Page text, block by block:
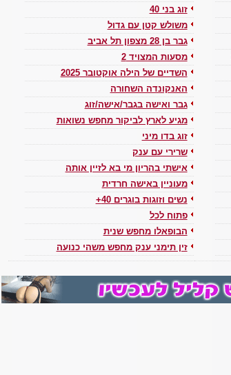
זוג בני 40
משולש קטן עם גדול
גבר בן 28 מצפון תל אביב
מסעות המצויד 2
השדיים של הילה אוקטובר 2025
האנקונדה השחורה
גבר ואישה בגבר/אישה/זוג
מגיע לארץ לביקור מחפש נשואות
זוג בדו מיני
שרירי עם ענק
אישתי בהריון מי בא לזיין אותה
מעוניין באישה חרדית
נשים וזוגות בוגרים 40+
פתוח לכל
הבופאלו מחפש שנית
זין תימני ענק מחפש משהי כנועה